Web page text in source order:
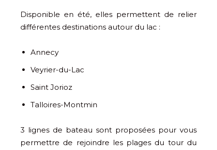
Disponible en été, elles permettent de relier
différentes destinations autour du lac :
Annecy
Veyrier-du-Lac
Saint Jorioz
Talloires-Montmin
3 lignes de bateau sont proposées pour vous
permettre de rejoindre les plages du tour du